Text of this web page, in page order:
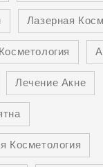
Лазерная
Лечение Акне
Косметология